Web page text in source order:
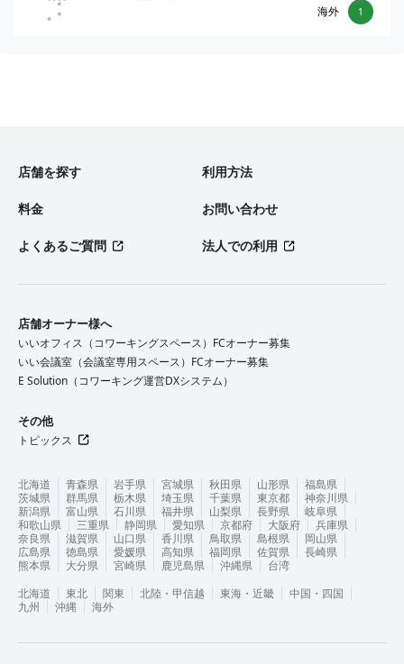
1
海外
店舗を探す 利用方法
料金 お問い合わせ
よくあるご質問 法人での利用
店舗オーナー様へ
いいオフィス（コワーキングスペース）FCオーナー募集
いい会議室（会議室専用スペース）FCオーナー募集
E Solution（コワーキング運営DXシステム）
その他
トピックス
北海道 青森県 岩手県 宮城県 秋田県 山形県
福島県
茨城県
群馬県 栃木県 埼玉県 千葉県 東京都
神奈川県
新潟県
富山県 石川県 福井県 山梨県 長野県
岐阜県
和歌山県
三重県 静岡県 愛知県 京都府 大阪府
兵庫県
奈良県
滋賀県 山口県 香川県 鳥取県 島根県
岡山県
広島県
徳島県 愛媛県 高知県 福岡県 佐賀県
長崎県
熊本県
大分県 宮崎県 鹿児島県 沖縄県
台湾
北海道
東北 関東 北陸・甲信越 東海・近畿
中国・四国
九州
沖縄 海外